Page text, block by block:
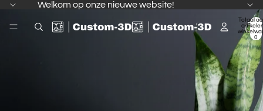
Welkom op onze nieuwe website!
Totaal
0